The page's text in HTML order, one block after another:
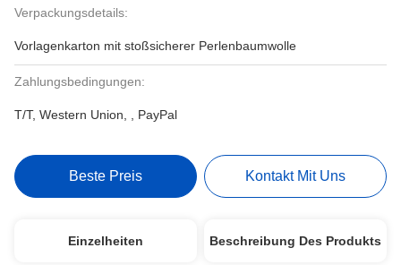
Verpackungsdetails:
Vorlagenkarton mit stoßsicherer Perlenbaumwolle
Zahlungsbedingungen:
T/T, Western Union, , PayPal
Beste Preis Kontakt Mit Uns
Einzelheiten Beschreibung Des Produkts